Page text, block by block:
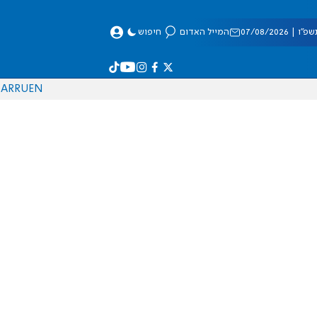
08/2026 המייל האדום חיפוש
EN
RU
AR